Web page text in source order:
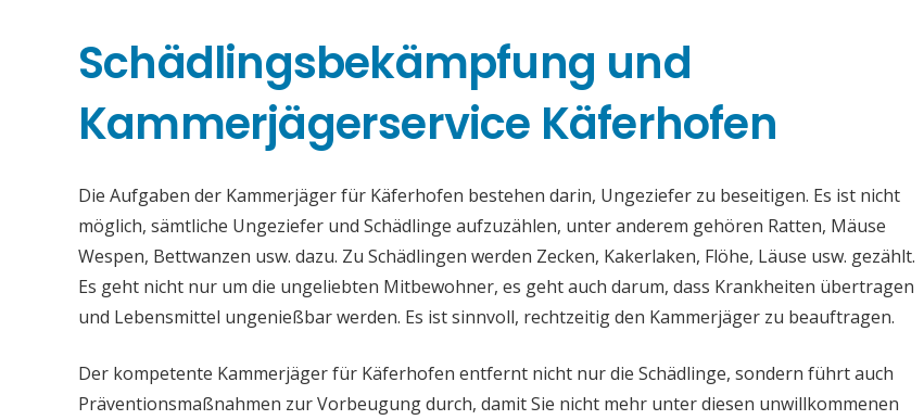
Schädlingsbekämpfung und
Kammerjägerservice Käferhofen
Die Aufgaben der Kammerjäger für Käferhofen bestehen darin, Ungeziefer zu beseitigen. Es ist nicht
möglich, sämtliche Ungeziefer und Schädlinge aufzuzählen, unter anderem gehören Ratten, Mäuse
Wespen, Bettwanzen usw. dazu. Zu Schädlingen werden Zecken, Kakerlaken, Flöhe, Läuse usw. gezählt.
Es geht nicht nur um die ungeliebten Mitbewohner, es geht auch darum, dass Krankheiten übertragen
und Lebensmittel ungenießbar werden. Es ist sinnvoll, rechtzeitig den Kammerjäger zu beauftragen.
Der kompetente Kammerjäger für Käferhofen entfernt nicht nur die Schädlinge, sondern führt auch
Präventionsmaßnahmen zur Vorbeugung durch, damit Sie nicht mehr unter diesen unwillkommenen